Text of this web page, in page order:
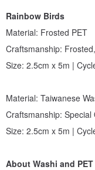
Rainbow Birds
Material: Frosted PET
Craftsmanship:
Size: 2.5cm x 5m |
Material: Taiwanese
Craftsmanship:
Size: 2.5cm x 5m |
About Washi and